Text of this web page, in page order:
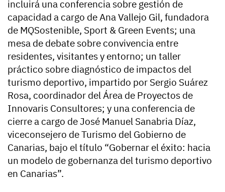
incluirá una conferencia sobre gestión de
capacidad a cargo de Ana Vallejo Gil, fundadora
de MQSostenible, Sport & Green Events; una
mesa de debate sobre convivencia entre
residentes, visitantes y entorno; un taller
práctico sobre diagnóstico de impactos del
turismo deportivo, impartido por Sergio Suárez
Rosa, coordinador del Área de Proyectos de
Innovaris Consultores; y una conferencia de
cierre a cargo de José Manuel Sanabria Díaz,
viceconsejero de Turismo del Gobierno de
Canarias, bajo el título “Gobernar el éxito: hacia
un modelo de gobernanza del turismo deportivo
en Canarias”.